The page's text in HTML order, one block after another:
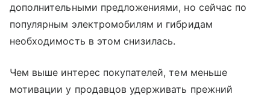
дополнительными предложениями, но сейчас по
популярным электромобилям и гибридам
необходимость в этом снизилась.
Чем выше интерес покупателей, тем меньше
мотивации у продавцов удерживать прежний